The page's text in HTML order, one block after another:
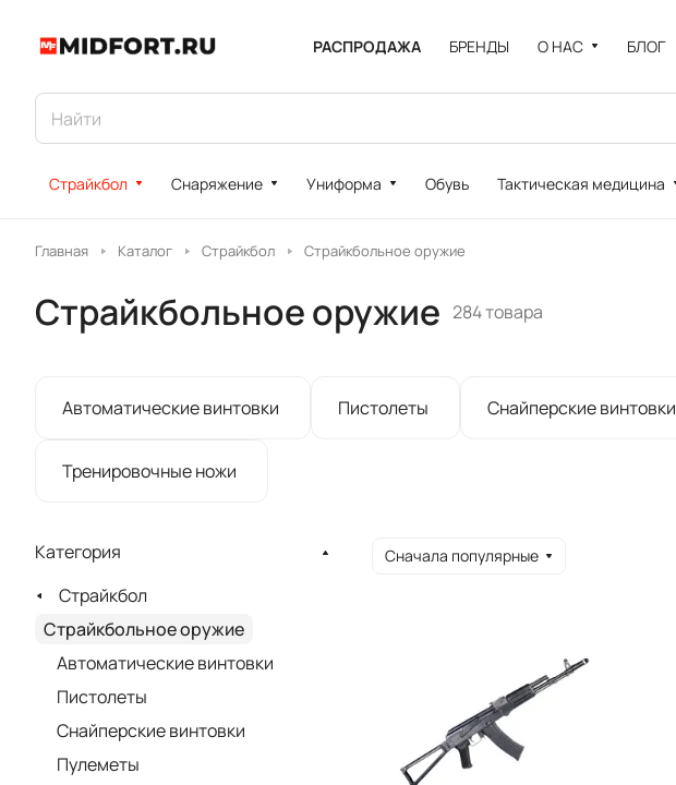
РАСПРОДАЖА БРЕНДЫ О НАС БЛОГ
Страйкбол Снаряжение Униформа Обувь Тактическая медицина
Главная Каталог Страйкбол Страйкбольное оружие
Страйкбольное оружие 284 товара
Автоматические винтовки Пистолеты Снайперские винтовки
Тренировочные ножи
Сначала популярные
Категория
Страйкбол
Страйкбольное оружие
Автоматические винтовки
Пистолеты
Снайперские винтовки
Пулеметы